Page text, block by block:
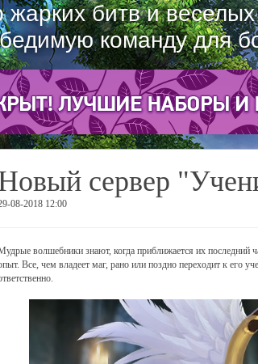
битв и
команду для
сервер
08-2018 12:00
волшебники знают, когда приближается их последний
Все, чем владеет маг, рано или поздно переходит к его